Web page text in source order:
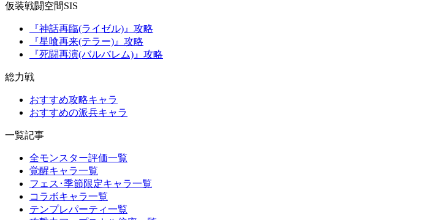
仮装戦闘空間SIS
『神話再臨(ライゼル)』攻略
『星喰再来(テラー)』攻略
『死闘再演(バルバレム)』攻略
総力戦
おすすめ攻略キャラ
おすすめの派兵キャラ
一覧記事
全モンスター評価一覧
覚醒キャラ一覧
フェス･季節限定キャラ一覧
コラボキャラ一覧
テンプレパーティ一覧